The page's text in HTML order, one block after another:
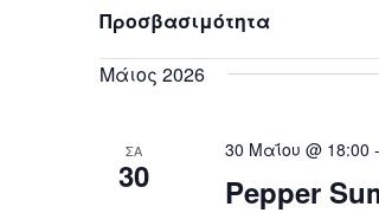
events
to
refresh
filtered
results.
Προσβασιμότητα
Μάιος 2026
ΣΑ
30
30 Μαΐου @ 18:00
Pepper